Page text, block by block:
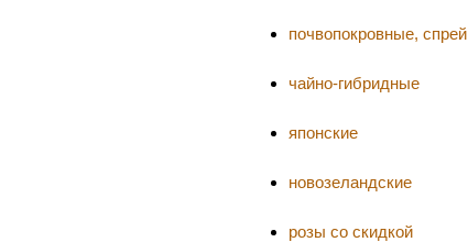
почвопокровные, спрей
чайно-гибридные
японские
новозеландские
розы со скидкой